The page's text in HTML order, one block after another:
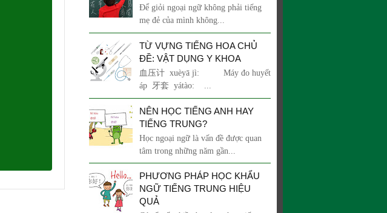
Để giỏi ngoại ngữ không phải tiếng
mẹ đẻ của mình không...
TỪ VỰNG TIẾNG HOA CHỦ
ĐỀ: VẬT DỤNG Y KHOA
血压计 xuèyā jì: Máy đo huyết
áp 牙套 yátào: ...
NÊN HỌC TIẾNG ANH HAY
TIẾNG TRUNG?
Học ngoại ngữ là vấn đề được quan
tâm trong những năm gần...
PHƯƠNG PHÁP HỌC KHẨU
NGỮ TIẾNG TRUNG HIỆU
QUẢ